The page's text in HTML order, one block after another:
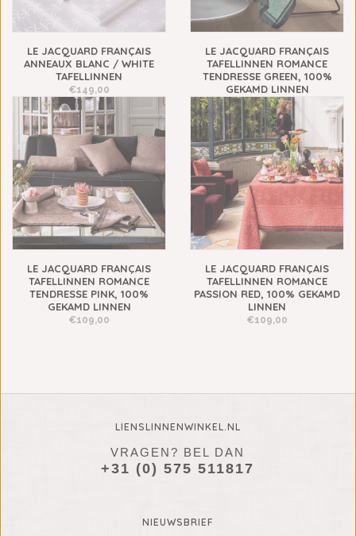
LE JACQUARD FRANÇAIS
ANNEAUX BLANC / WHITE
TAFELLINNEN
€149,00
LE JACQUARD FRANÇAIS
TAFELLINNEN ROMANCE
TENDRESSE GREEN, 100%
GEKAMD LINNEN
€109,00
LE JACQUARD FRANÇAIS
TAFELLINNEN ROMANCE
TENDRESSE PINK, 100%
GEKAMD LINNEN
€109,00
LE JACQUARD FRANÇAIS
TAFELLINNEN ROMANCE
PASSION RED, 100% GEKAMD
LINNEN
€109,00
LIENSLINNENWINKEL.NL
VRAGEN? BEL DAN
+31 (0) 575 511817
NIEUWSBRIEF